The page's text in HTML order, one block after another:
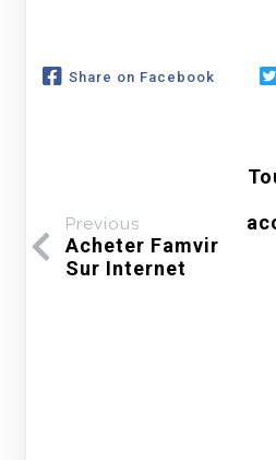
Share on Facebook
Previous
Acheter Famvir
Sur Internet